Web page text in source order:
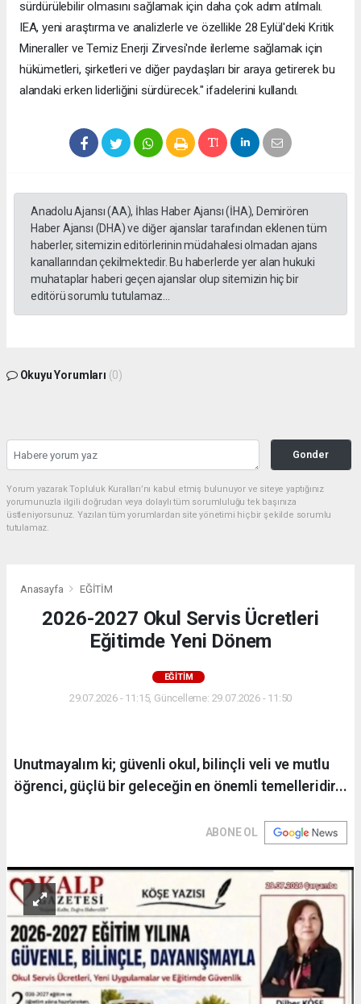
sürdürülebilir olmasını sağlamak için daha çok adım atılmalı.
IEA, yeni araştırma ve analizlerle ve özellikle 28 Eylül'deki Kritik
Mineraller ve Temiz Enerji Zirvesi'nde ilerleme sağlamak için
hükümetleri, şirketleri ve diğer paydaşları bir araya getirerek bu
alandaki erken liderliğini sürdürecek." ifadelerini kullandı.
Anadolu Ajansı (AA), İhlas Haber Ajansı (İHA), Demirören
Haber Ajansı (DHA) ve diğer ajanslar tarafından eklenen tüm
haberler, sitemizin editörlerinin müdahalesi olmadan ajans
kanallarından çekilmektedir. Bu haberlerde yer alan hukuki
muhataplar haberi geçen ajanslar olup sitemizin hiç bir
editörü sorumlu tutulamaz...
Okuyu Yorumları (0)
Gonder
Yorum yazarak Topluluk Kuralları’nı kabul etmiş bulunuyor ve siteye yaptığınız
yorumunuzla ilgili doğrudan veya dolaylı tüm sorumluluğu tek başınıza
üstleniyorsunuz. Yazılan tüm yorumlardan site yönetimi hiçbir şekilde sorumlu
tutulamaz.
Anasayfa EĞİTİM
2026-2027 Okul Servis Ücretleri
Eğitimde Yeni Dönem
EĞİTİM
29.07.2026 - 11:15, Güncelleme: 29.07.2026 - 11:50
Unutmayalım ki; güvenli okul, bilinçli veli ve mutlu
öğrenci, güçlü bir geleceğin en önemli temelleridir...
ABONE OL